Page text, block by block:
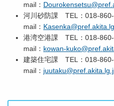
mail：
河川砂防課 TEL：018-
mail：
港湾空港課 TEL：018-
mail： kowan-
建築住宅課 TEL：018-
mail：